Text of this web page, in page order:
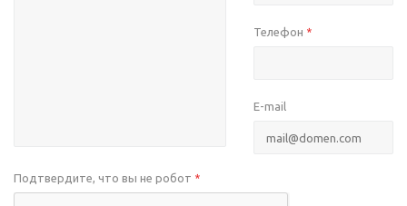
Телефон *
E-mail
Подтвердите, что вы не робот *